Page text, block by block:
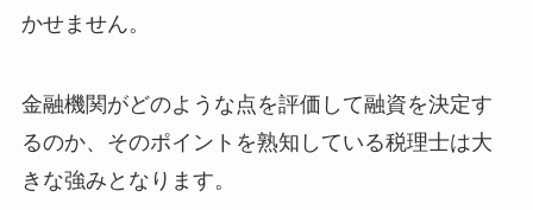
かせません。
金融機関がどのような点を評価して融資を決定す
るのか、そのポイントを熟知している税理士は大
きな強みとなります。